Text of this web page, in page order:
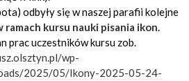
odbyły się w naszej parafii kolejne
kursu nauki pisania ikon.
prac uczestników kursu zob.
wp-
2025/05/Ikony-2025-05-24-